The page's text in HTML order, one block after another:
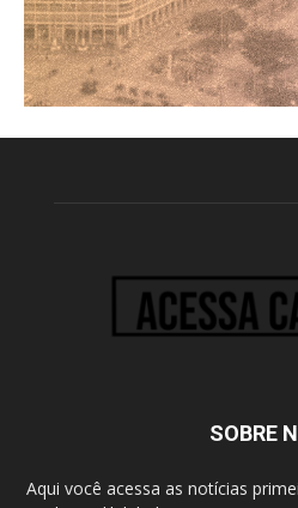
SOBRE
Aqui você acessa as notícias